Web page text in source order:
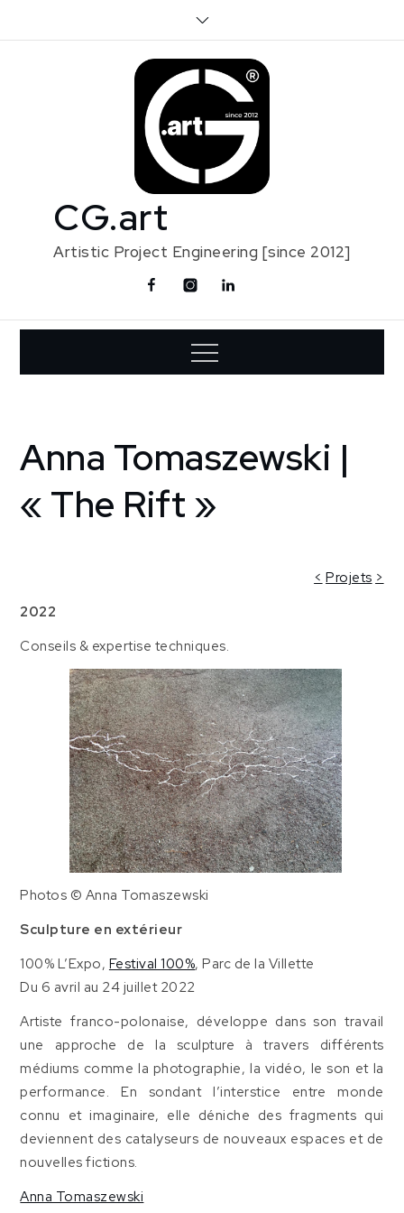
CG.art
Artistic Project Engineering [since 2012]
FacebookInstagramLinkedin
Home
Creative
Atelier
Rift »
Anna Tomaszewski |
« The Rift »
< Projets >
2022
Conseils & expertise techniques.
Photos © Anna Tomaszewski
Sculpture en extérieur
100% L’Expo, Festival 100%, Parc de la Villette
Du 6 avril au 24 juillet 2022
Artiste franco-polonaise, développe dans son travail
une approche de la sculpture à travers différents
médiums comme la photographie, la vidéo, le son et la
performance. En sondant l’interstice entre monde
connu et imaginaire, elle déniche des fragments qui
deviennent des catalyseurs de nouveaux espaces et de
nouvelles fictions.
Anna Tomaszewski